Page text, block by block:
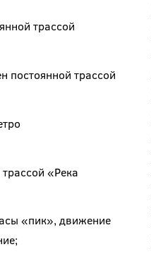
трассой
трассой
«Река
«пик», движение